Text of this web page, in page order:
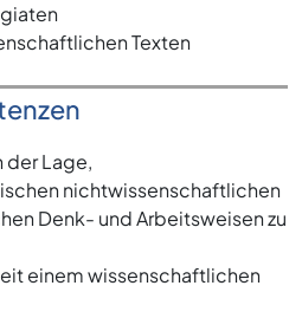
Texten
der Lage,
nichtwissenschaftlichen
Denk- und Arbeitsweisen zu
einem wissenschaftlichen